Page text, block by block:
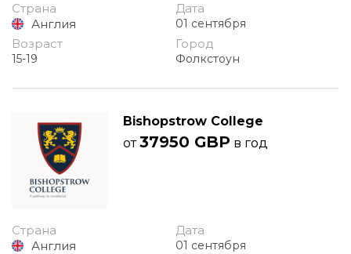
Страна
Англия
Дата
01 сентября
Возраст
15-19
Город
Фолкстоун
Bishopstrow College
от37950 GBP в год
Страна
Англия
Дата
01 сентября